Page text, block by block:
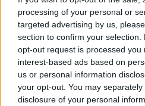
processing of your personal or
targeted advertising by us,
section to confirm your
opt-out request is processed you
interest-based ads based on
us or personal information
your opt-out. You may
disclosure of your personal
profesional en actuaciones en
instalaciones.Es ampliamente
VJs, festivales y productores
experiencias visuales
totalmente en sintonía con la
experiencias
admitir cualquier tipo de